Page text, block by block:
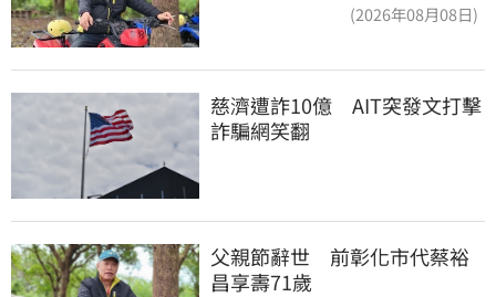
(2026年08月08日)
慈濟遭詐10億　AIT突發文打擊
詐騙網笑翻
父親節辭世　前彰化市代蔡裕
昌享壽71歲